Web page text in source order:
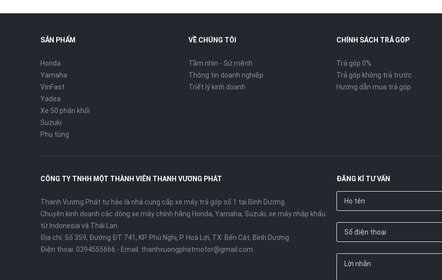
SẢN PHẨM
Honda
Yamaha
VinFast
Yadea
Xe 50 phân khối
Suzuki
Phụ tùng
VỀ CHÚNG TÔI
Tầm nhìn - Sứ mệnh
Thông tin doanh nghiệp
Triết lý kinh doanh
CHÍNH SÁCH TRẢ GÓP
Trả góp 0%
Trả góp không trả trước
Hướng dẫn mua trả góp
CÔNG TY TNHH MỘT THÀNH VIÊN THANH VƯƠNG PHÁT
Thanh Vương Phát tự hào là nhà cung cấp xe máy trả góp số 1 tại Bình Dương.
Chuyên kinh doanh các dòng xe máy chính hãng Honda, Yamaha, Suzuki, xe máy nhập khẩu
từ Indonesia và Thái Lan.
Địa chỉ: Số 359, Đường ĐT 741, KP. Phú Nghị, P. Hoà Lợi, TX. Bến Cát, Bình Dương
Điện thoại: 0394555666 - Email: thanhvuongphatmotor@gmail.com
ĐĂNG KÍ TƯ VẤN